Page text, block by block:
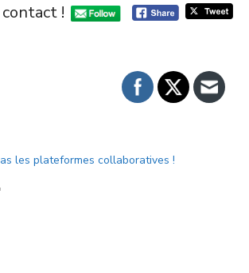
!
les plateformes collaboratives !